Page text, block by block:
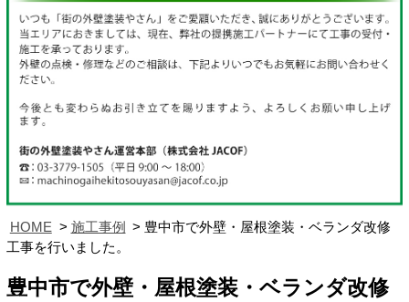
HOME 施工事例
豊中市で外壁・屋根塗装・ベランダ改修
工事を行いました。
豊中市で外壁・屋根塗装・ベランダ改修